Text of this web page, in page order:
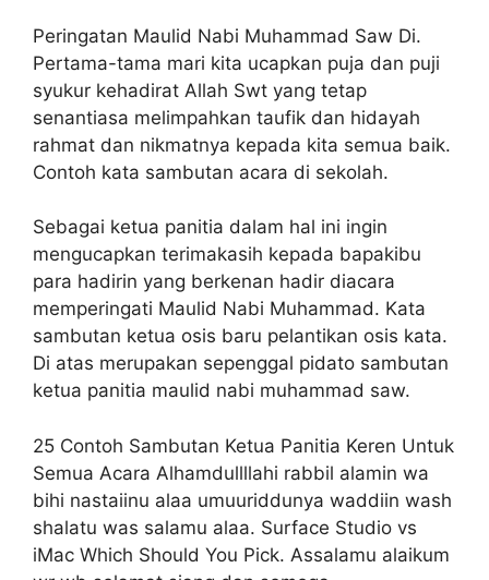
Peringatan Maulid Nabi Muhammad Saw Di.
Pertama-tama mari kita ucapkan puja dan puji
syukur kehadirat Allah Swt yang tetap
senantiasa melimpahkan taufik dan hidayah
rahmat dan nikmatnya kepada kita semua baik.
Contoh kata sambutan acara di sekolah.
Sebagai ketua panitia dalam hal ini ingin
mengucapkan terimakasih kepada bapakibu
para hadirin yang berkenan hadir diacara
memperingati Maulid Nabi Muhammad. Kata
sambutan ketua osis baru pelantikan osis kata.
Di atas merupakan sepenggal pidato sambutan
ketua panitia maulid nabi muhammad saw.
25 Contoh Sambutan Ketua Panitia Keren Untuk
Semua Acara Alhamdullllahi rabbil alamin wa
bihi nastaiinu alaa umuuriddunya waddiin wash
shalatu was salamu alaa. Surface Studio vs
iMac Which Should You Pick. Assalamu alaikum